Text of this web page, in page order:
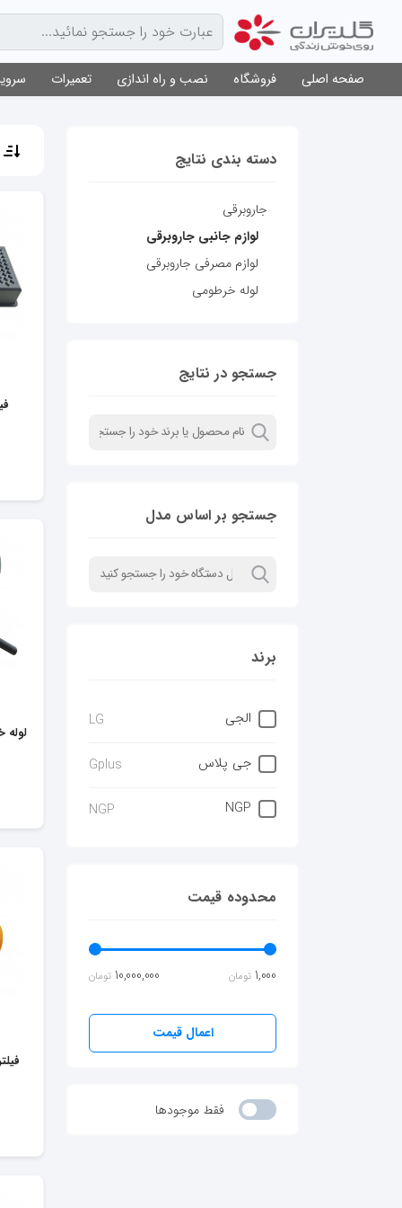
صفحه اصلی فروشگاه نصب و راه اندازی تعمیرات
دسته بندی نتایج
جاروبرقی
لوازم جانبی جاروبرقی
لوازم مصرفی جاروبرقی
لوله خرطومی
جستجو در نتایج
جستجو بر اساس مدل
برند
الجی LG
جی پلاس Gplus
NGP
NGP
محدوده قیمت
1,000 تومان 10,000,000 تومان
اعمال قیمت
فقط موجودها
لوله